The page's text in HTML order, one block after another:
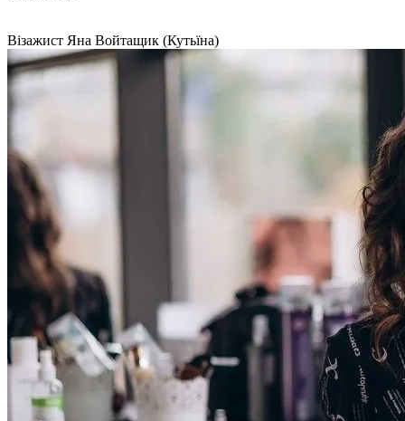
Візажист Яна Войтащик (Кутьїна)